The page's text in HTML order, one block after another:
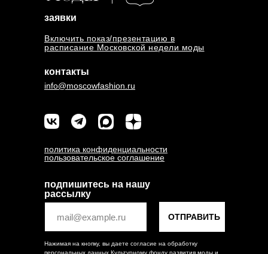
подпишитесь на нашу
рассылку
политика конфиденциальности
пользовательское соглашение
контакты
info@moscowfashion.ru
заявки
Включить показ/презентацию в
расписание Московской недели моды
Нажимая на кнопку, вы даете согласие на обработку
персональных данных Культурному фонду развития моды и
ОТПРАВИТЬ